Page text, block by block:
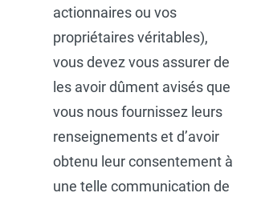
actionnaires ou vos
propriétaires véritables),
vous devez vous assurer de
les avoir dûment avisés que
vous nous fournissez leurs
renseignements et d’avoir
obtenu leur consentement à
une telle communication de